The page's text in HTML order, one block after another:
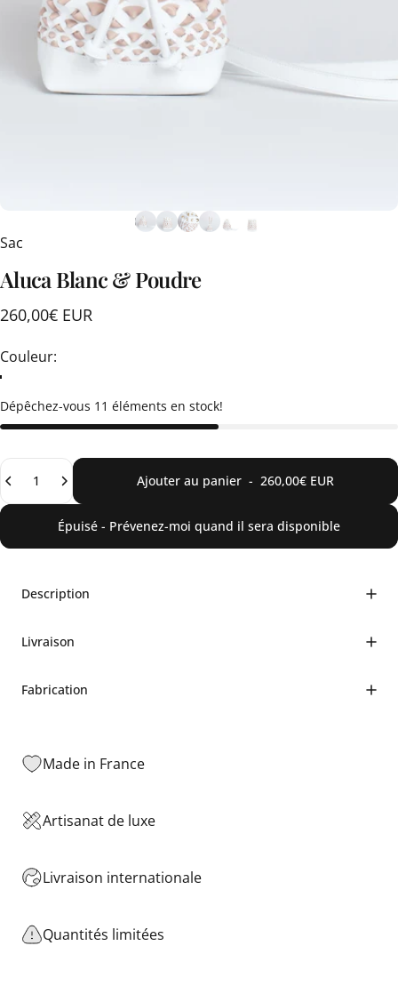
Sac
Aluca Blanc&Poudre
260,00€ EUR
Couleur
Couleur:
Dépêchez-vous 11 éléments en stock!
Quantité
Ajouter au panier - 260,00€ EUR
Épuisé - Prévenez-moi quand il sera disponible
Description
Livraison
Fabrication
Made in France
Artisanat de luxe
Livraison internationale
Quantités limitées